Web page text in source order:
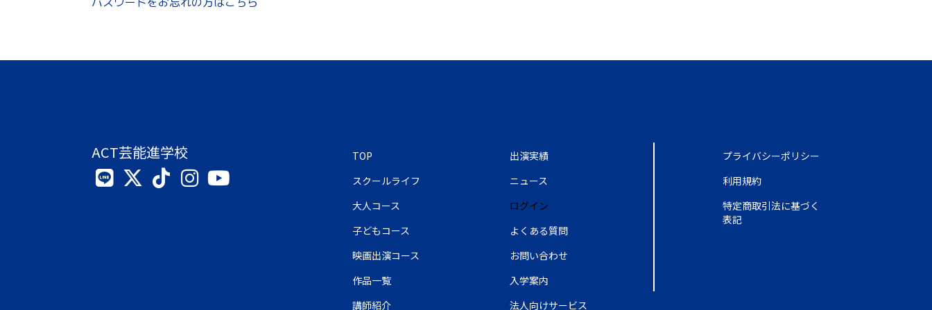
ACT芸能進学校
TOP
スクールライフ
大人コース
子どもコース
映画出演コース
作品一覧
講師紹介
出演実績
ニュース
ログイン
よくある質問
お問い合わせ
入学案内
法人向けサービス
プライバシーポリシー
利用規約
特定商取引法に基づく
表記